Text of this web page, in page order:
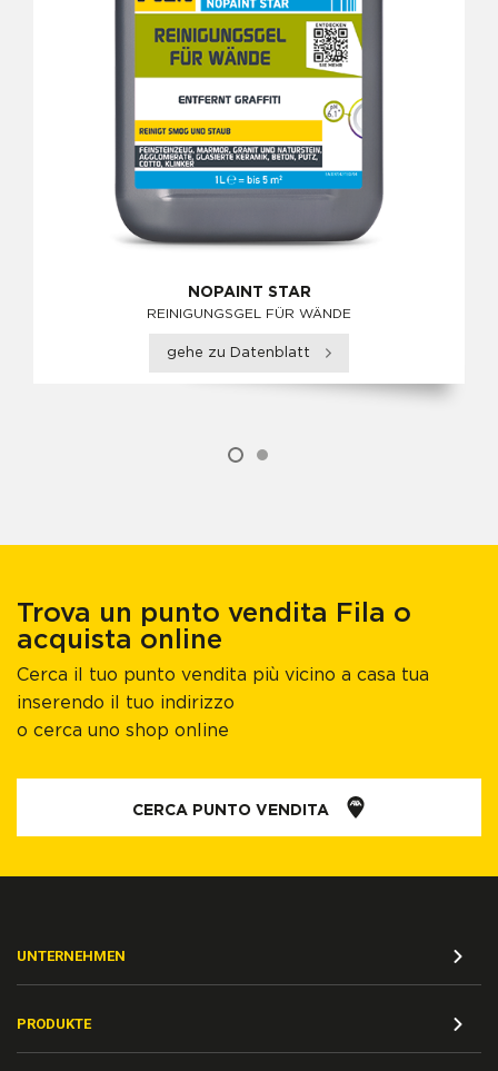
NOPAINT STAR
REINIGUNGSGEL FÜR WÄNDE
gehe zu Datenblatt
Trova un punto vendita Fila o
acquista online
Cerca il tuo punto vendita più vicino a casa tua
inserendo il tuo indirizzo
o cerca uno shop online
CERCA PUNTO VENDITA
UNTERNEHMEN
PRODUKTE